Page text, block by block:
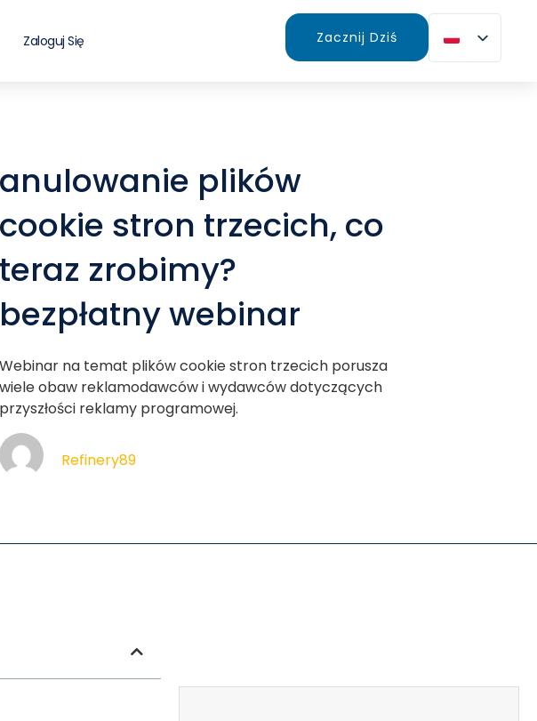
Zaloguj Się Zacznij Dziś
anulowanie plików
cookie stron trzecich, co
teraz zrobimy?
bezpłatny webinar
Webinar na temat plików cookie stron trzecich porusza
wiele obaw reklamodawców i wydawców dotyczących
przyszłości reklamy programowej.
Refinery89